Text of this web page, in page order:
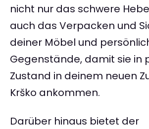
nicht nur das schwere
auch das Verpacken und
deiner Möbel und
Gegenstände, damit sie in
Zustand in deinem neuen
Krško ankommen.
Darüber hinaus bietet der